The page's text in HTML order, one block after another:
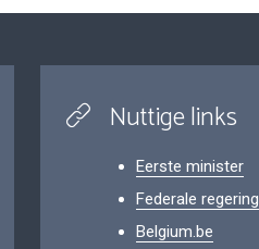
Nuttige links
Eerste minister
Federale regering
Belgium.be